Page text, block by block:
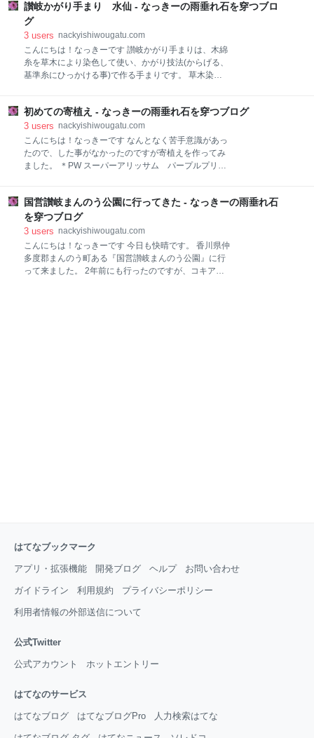
す。 淡いピンクが可愛らしい兎のようですね。 『千秋
満月』 大きな満月のような大輪咲きです。 『大銀河』
超巨大輪の鮮やかな黄色です。 超巨大輪咲きは顔より
んなことない』と言われてホッとした」 私は両親から
みれば決して親孝行な娘ではなかったような気がしま
す。 一人っ子なのに遠くに嫁いでしまった。 今更です
が申し訳ない事をしたなと痛感しています。 「誕生日
おめでとう」と言われる今日ですが、同時に産んでく
れた両親に感謝したいと思います。 最後まで読んでい
讃岐かがり手まり 水仙 - なっきーの雨垂れ石を穿つブロ
グ
3 users nackyishiwougatu.com
こんにちは！なっきーです 讃岐かがり手まりは、木綿
糸を草木により染色して使い、かがり技法(からげる、
基準糸にひっかける事)で作る手まりです。 草木染め
に、手染した色とりどりの木綿糸を使って模様を生み
出すかがり技法で作られています。 雪の中でも春を告
げる花「水仙」。 綺麗な花姿と芳香が特徴のその花を
手まりで表現しました。 花の中心は六角形できゅっと
入れ、花びらは三角形、葉は巻きかがりの応用でかが
読んでいただき、ありがとうございます。 にほんブロ
グ村
初めての寄植え - なっきーの雨垂れ石を穿つブログ
3 users nackyishiwougatu.com
こんにちは！なっきーです なんとなく苦手意識があっ
たので、した事がなかったのですが寄植えを作ってみ
ました。 ＊PW スーパーアリッサム パープルプリン
は寒い時季から成長して春まで綺麗に咲いてくれま
す。 nackyishiwougatu.com 今はバランスが悪いので
すが、ウィンティーは成長すれば高さが出るのでもっ
とおしゃれな寄植えになるはずですwww 本当はヒュー
ケラ(カラーリーフ)も植えたかったのですが、ホーム
センターに売ってませんでした。 ツボサンゴ（ヒュー
国営讃岐まんのう公園に行ってきた - なっきーの雨垂れ石
を穿つブログ
3 users nackyishiwougatu.com
こんにちは！なっきーです 今日も快晴です。 香川県仲
多度郡まんのう町ある『国営讃岐まんのう公園』に行
って来ました。 2年前にも行ったのですが、コキアが
はてなブックマーク
アプリ・拡張機能 開発ブログ ヘルプ お問い合わせ
ガイドライン 利用規約 プライバシーポリシー
利用者情報の外部送信について
公式Twitter
公式アカウント ホットエントリー
はてなのサービス
はてなブログ はてなブログPro 人力検索はてな